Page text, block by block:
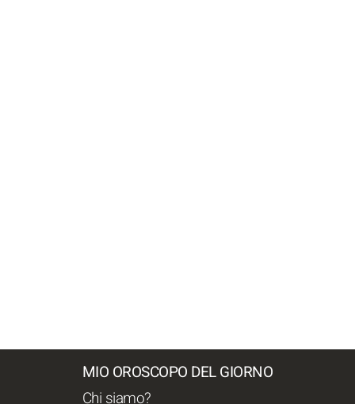
MIO OROSCOPO DEL GIORNO
Chi siamo?